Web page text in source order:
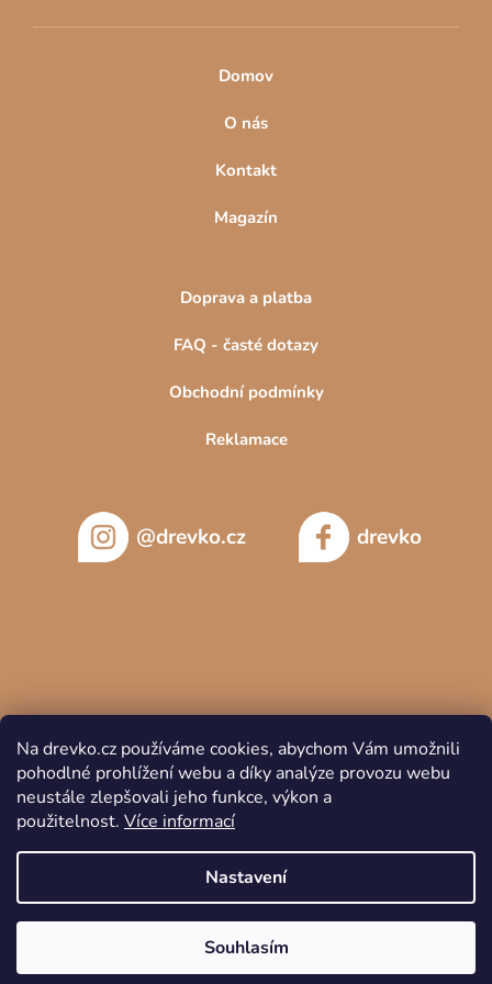
Na drevko.cz používáme cookies, abychom Vám umožnili
pohodlné prohlížení webu a díky analýze provozu webu
neustále zlepšovali jeho funkce, výkon a
použitelnost. Více informací
Nastavení
Souhlasím
Domov
O nás
Kontakt
Magazín
Doprava a platba
FAQ - časté dotazy
Obchodní podmínky
Reklamace
@drevko.cz drevko
Vytvořil Shoptet